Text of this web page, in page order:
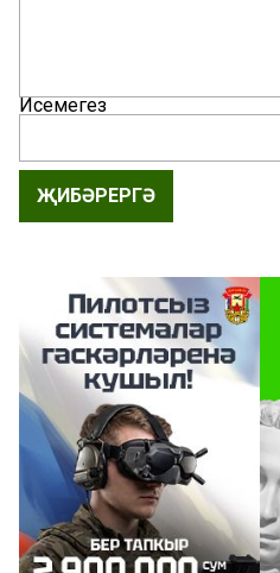
Исемегез
ҖИБӘРЕРГӘ